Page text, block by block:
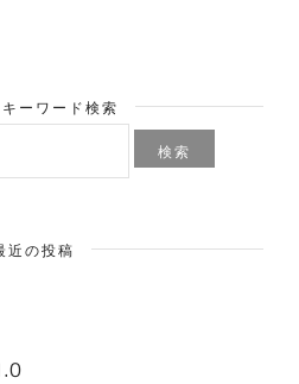
キーワード検索
近の投稿